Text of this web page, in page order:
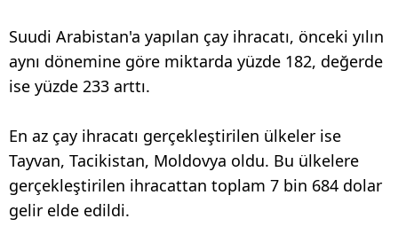
Suudi Arabistan'a yapılan çay ihracatı, önceki yılın
aynı dönemine göre miktarda yüzde 182, değerde
ise yüzde 233 arttı.
En az çay ihracatı gerçekleştirilen ülkeler ise
Tayvan, Tacikistan, Moldovya oldu. Bu ülkelere
gerçekleştirilen ihracattan toplam 7 bin 684 dolar
gelir elde edildi.